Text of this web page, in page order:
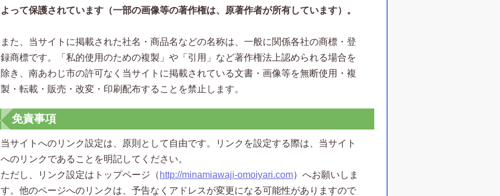
よって保護されています（一部の画像等の著作権は、原著作者が所有しています）。
また、当サイトに掲載された社名・商品名などの名称は、一般に関係各社の商標・登
録商標です。「私的使用のための複製」や「引用」など著作権法上認められる場合を
除き、南あわじ市の許可なく当サイトに掲載されている文書・画像等を無断使用・複
製・転載・販売・改変・印刷配布することを禁止します。
免責事項
当サイトへのリンク設定は、原則として自由です。リンクを設定する際は、当サイト
へのリンクであることを明記してください。
ただし、リンク設定はトップページ（ http://minamiawaji-omoiyari.com）へお願いしま
す。他のページへのリンクは、予告なくアドレスが変更になる可能性がありますので